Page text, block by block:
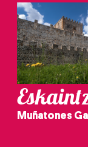
Bazkide
interes
bazkideen
duten interes
dezakezun
Lortu zure datu
buruzko
datuen atalean.
zure baimena
Muñatones